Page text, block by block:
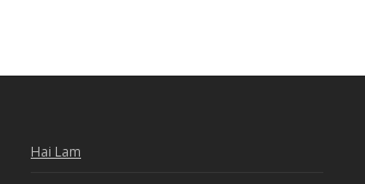
Hai Lam